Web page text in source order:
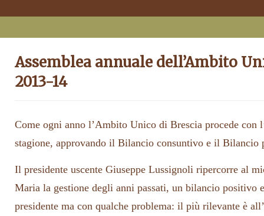
Assemblea annuale dell’Ambito
2013-14
Come ogni anno l’Ambito Unico di Brescia procede con
stagione, approvando il Bilancio consuntivo e il Bilancio
Il presidente uscente Giuseppe Lussignoli ripercorre al
Maria la gestione degli anni passati, un bilancio positivo
presidente ma con qualche problema: il più rilevante è